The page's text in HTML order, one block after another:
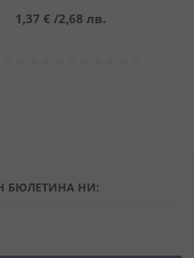
1,37 € /2,68 лв.
БЮЛЕТИНА НИ: